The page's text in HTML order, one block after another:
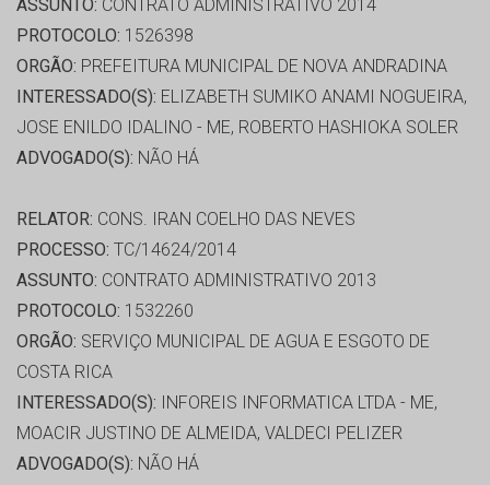
ASSUNTO: CONTRATO ADMINISTRATIVO 2014
PROTOCOLO: 1526398
ORGÃO: PREFEITURA MUNICIPAL DE NOVA ANDRADINA
INTERESSADO(S): ELIZABETH SUMIKO ANAMI NOGUEIRA,
JOSE ENILDO IDALINO - ME, ROBERTO HASHIOKA SOLER
ADVOGADO(S): NÃO HÁ
RELATOR: CONS. IRAN COELHO DAS NEVES
PROCESSO: TC/14624/2014
ASSUNTO: CONTRATO ADMINISTRATIVO 2013
PROTOCOLO: 1532260
ORGÃO: SERVIÇO MUNICIPAL DE AGUA E ESGOTO DE
COSTA RICA
INTERESSADO(S): INFOREIS INFORMATICA LTDA - ME,
MOACIR JUSTINO DE ALMEIDA, VALDECI PELIZER
ADVOGADO(S): NÃO HÁ